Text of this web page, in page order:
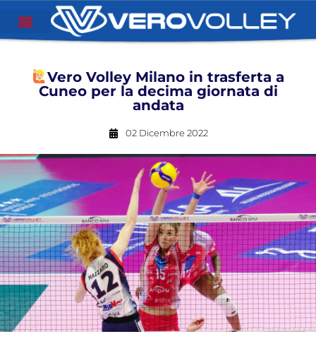
Vero Volley Milano in trasferta a
Cuneo per la decima giornata di
andata
02 Dicembre 2022